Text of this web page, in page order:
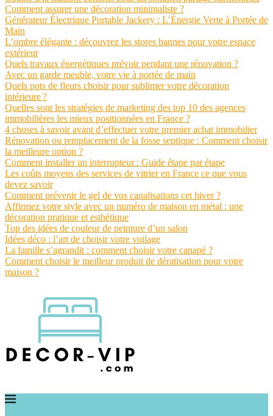
Comment assurer une décoration minimaliste ?
Générateur Électrique Portable Jackery : L’Énergie Verte à Portée de
Main
L’ombre élégante : découvrez les stores bannes pour votre espace
extérieur
Quels travaux énergétiques prévoir pendant une rénovation ?
Avec un garde meuble, votre vie à portée de main
Quels pots de fleurs choisir pour sublimer votre décoration
intérieure ?
Quelles sont les stratégies de marketing des top 10 des agences
immobilières les mieux positionnées en France ?
4 choses à savoir avant d’effectuer votre premier achat immobilier
Rénovation ou remplacement de la fosse septique : Comment choisir
la meilleure option ?
Comment installer un interrupteur : Guide étape par étape
Les coûts moyens des services de vitrier en France ce que vous
devez savoir
Comment prévenir le gel de vos canalisations cet hiver ?
Affirmez votre style avec un numéro de maison en métal : une
décoration pratique et esthétique
Top des idées de couleur de peinture d’un salon
Idées déco : l’art de choisir votre voilage
La famille s’agrandit : comment choisir votre canapé ?
Comment choisir le meilleur produit de dératisation pour votre
maison ?